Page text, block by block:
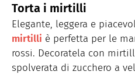
Torta i mirtilli
Elegante, leggera e
mirtilli è perfetta per le
rossi. Decoratela con
spolverata di zucchero a